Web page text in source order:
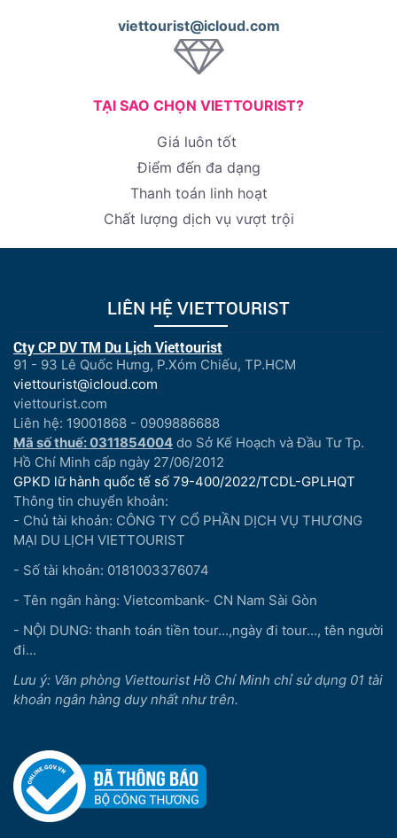
viettourist@icloud.com
TẠI SAO CHỌN VIETTOURIST?
Giá luôn tốt
Điểm đến đa dạng
Thanh toán linh hoạt
Chất lượng dịch vụ vượt trội
LIÊN HỆ VIETTOURIST
Cty CP DV TM Du Lịch Viettourist
91 - 93 Lê Quốc Hưng, P.Xóm Chiếu, TP.HCM
viettourist@icloud.com
viettourist.com
Liên hệ: 19001868 - 0909886688
Mã số thuế: 0311854004 do Sở Kế Hoạch và Đầu Tư Tp.
Hồ Chí Minh cấp ngày 27/06/2012
GPKD lữ hành quốc tế số 79-400/2022/TCDL-GPLHQT
Thông tin chuyển khoản:
- Chủ tài khoản: CÔNG TY CỔ PHẦN DỊCH VỤ THƯƠNG
MẠI DU LỊCH VIETTOURIST
- Số tài khoản: 0181003376074
- Tên ngân hàng: Vietcombank- CN Nam Sài Gòn
- NỘI DUNG: thanh toán tiền tour...,ngày đi tour..., tên người
đi...
Lưu ý: Văn phòng Viettourist Hồ Chí Minh chỉ sử dụng 01 tài
khoản ngân hàng duy nhất như trên.